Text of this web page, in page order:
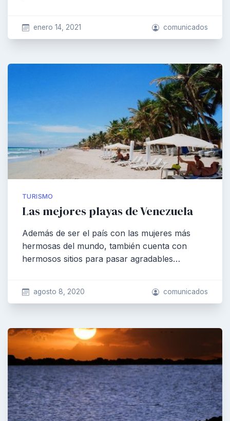
enero 14, 2021 comunicados
TURISMO
Las mejores playas de Venezuela
Además de ser el país con las mujeres más
hermosas del mundo, también cuenta con
hermosos sitios para pasar agradables…
agosto 8, 2020 comunicados